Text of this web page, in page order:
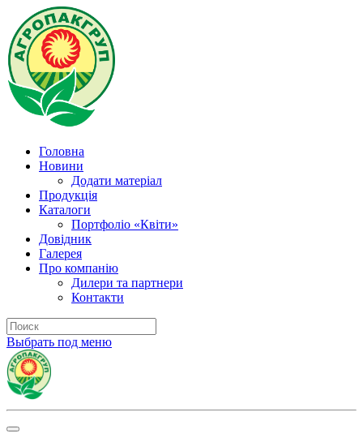
Головна
Новини
Додати матеріал
Продукція
Каталоги
Портфоліо «Квіти»
Довідник
Галерея
Про компанію
Дилери та партнери
Контакти
Выбрать под меню